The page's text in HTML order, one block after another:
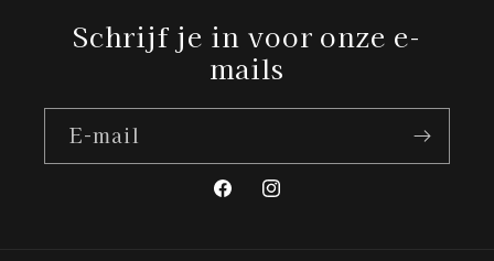
Schrijf je in voor onze e-
mails
E‑mail
FacebookInstagram